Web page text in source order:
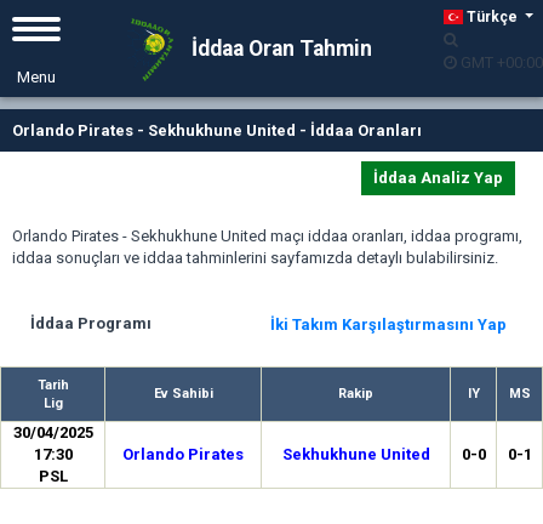
Türkçe
GMT +00:00
İddaa Oran Tahmin
Orlando Pirates - Sekhukhune United - İddaa Oranları
İddaa Analiz Yap
Orlando Pirates - Sekhukhune United maçı iddaa oranları, iddaa programı,
iddaa sonuçları ve iddaa tahminlerini sayfamızda detaylı bulabilirsiniz.
İddaa Programı İki Takım Karşılaştırmasını Yap
Tarih
Lig
Ev Sahibi Rakip IY MS
30/04/2025
17:30
PSL
Orlando Pirates Sekhukhune United 0-0 0-1